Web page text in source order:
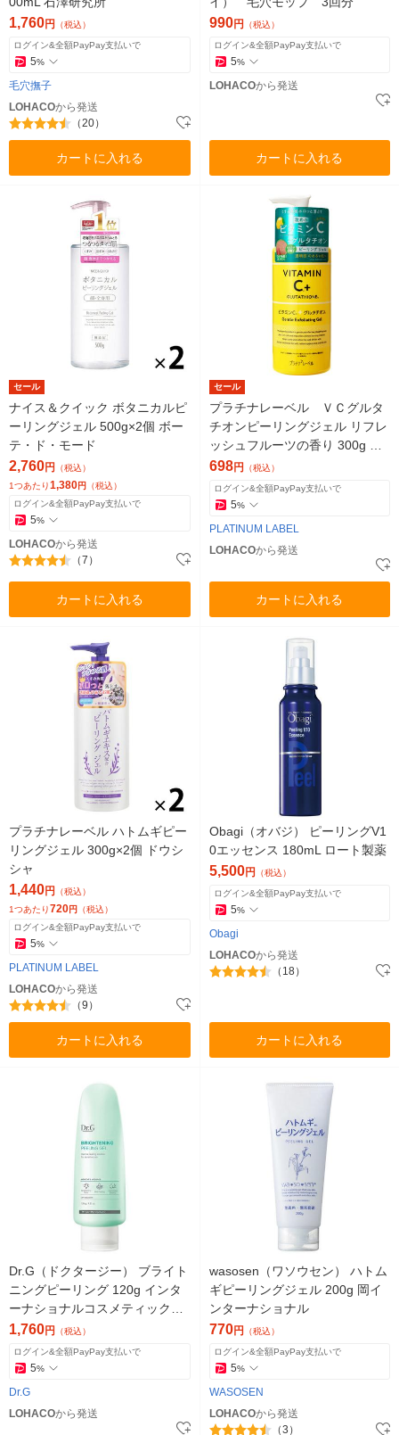
1,760円 （税込）
ログイン&全額PayPay支払いで
5%
毛穴撫子
LOHACOから発送
（20）
カートに入れる
990円 （税込）
ログイン&全額PayPay支払いで
5%
LOHACOから発送
カートに入れる
セール
ナイス＆クイック ボタニカルピ
ーリングジェル 500g×2個 ボー
テ・ド・モード
2,760円
（税込）
1つあたり1,380円 （税込）
ログイン&全額PayPay支払いで
5%
LOHACOから発送
（7）
カートに入れる
セール
プラチナレーベル ＶＣグルタ
チオンピーリングジェル リフレ
ッシュフルーツの香り 300g ド
ウシシャ
698円 （税込）
ログイン&全額PayPay支払いで
5%
PLATINUM LABEL
LOHACOから発送
カートに入れる
プラチナレーベル ハトムギピー
リングジェル 300g×2個 ドウシ
シャ
1,440円 （税込）
1つあたり720円 （税込）
ログイン&全額PayPay支払いで
5%
PLATINUM LABEL
LOHACOから発送
（9）
カートに入れる
Obagi（オバジ） ピーリングV1
0エッセンス 180mL ロート製薬
5,500円 （税込）
ログイン&全額PayPay支払いで
5%
Obagi
LOHACOから発送
（18）
カートに入れる
Dr.G（ドクタージー） ブライト
ニングピーリング 120g インタ
ーナショナルコスメティックス
韓国コスメ
1,760円 （税込）
ログイン&全額PayPay支払いで
5%
Dr.G
LOHACOから発送
wasosen（ワソウセン） ハトム
ギピーリングジェル 200g 岡イ
ンターナショナル
770円 （税込）
ログイン&全額PayPay支払いで
5%
WASOSEN
LOHACOから発送
（3）